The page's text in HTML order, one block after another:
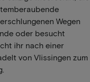
Wegen
oder besucht
ihr nach einer
von Vlissingen zum